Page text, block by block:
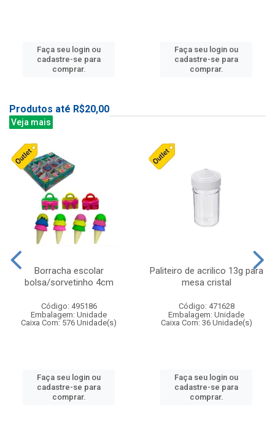
Faça seu login ou
cadastre-se para
comprar.
Faça seu login ou
cadastre-se para
comprar.
Produtos até R$20,00
Veja mais
Borracha escolar
bolsa/sorvetinho 4cm
Código: 495186
Embalagem: Unidade
Caixa Com: 576 Unidade(s)
Faça seu login ou
cadastre-se para
comprar.
Paliteiro de acrilico 13g para
mesa cristal
Código: 471628
Embalagem: Unidade
Caixa Com: 36 Unidade(s)
Faça seu login ou
cadastre-se para
comprar.